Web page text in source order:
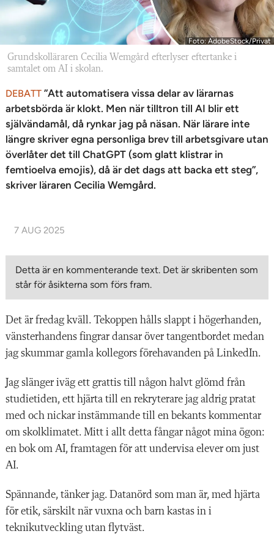
Foto: AdobeStock/Privat
Grundskolläraren Cecilia Wemgård efterlyser eftertanke i
samtalet om AI i skolan.
DEBATT ”Att automatisera vissa delar av lärarnas
arbetsbörda är klokt. Men när tilltron till AI blir ett
självändamål, då rynkar jag på näsan. När lärare inte
längre skriver egna personliga brev till arbetsgivare utan
överlåter det till ChatGPT (som glatt klistrar in
femtioelva emojis), då är det dags att backa ett steg”,
skriver läraren Cecilia Wemgård.
7 AUG 2025
Detta är en kommenterande text. Det är skribenten som
står för åsikterna som förs fram.
Det är fredag kväll. Tekoppen hålls slappt i högerhanden,
vänsterhandens fingrar dansar över tangentbordet medan
jag skummar gamla kollegors förehavanden på LinkedIn.
Jag slänger iväg ett grattis till någon halvt glömd från
studietiden, ett hjärta till en rekryterare jag aldrig pratat
med och nickar instämmande till en bekants kommentar
om skolklimatet. Mitt i allt detta fångar något mina ögon:
en bok om AI, framtagen för att undervisa elever om just
AI.
Spännande, tänker jag. Datanörd som man är, med hjärta
för etik, särskilt när vuxna och barn kastas in i
teknikutveckling utan flytväst.